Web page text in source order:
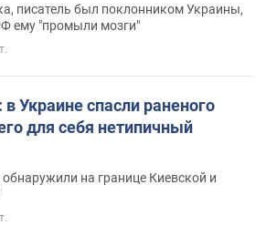
писатель был поклонником Украины,
ему "промыли мозги"
Украине спасли раненого
для себя нетипичный
на границе Киевской и